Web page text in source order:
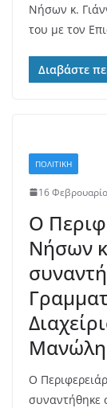
Νήσων κ.
του με τον
Διαβάστε
ΠΟΛΙΤΙΚΗ
16
Ο
Νήσων
Ο
συναντήθηκε